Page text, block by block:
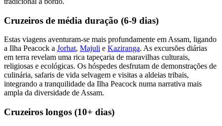
Cruzeiros de média duração (6-9 dias)
Estas viagens aventuram-se mais profundamente em Assam, ligando
a Ilha Peacock a Jorhat, Majuli e Kaziranga. As excursões diárias
em terra revelam uma rica tapeçaria de maravilhas culturais,
religiosas e ecológicas. Os hóspedes desfrutam de demonstrações de
culinária, safaris de vida selvagem e visitas a aldeias tribais,
integrando a tranquilidade da Ilha Peacock numa narrativa mais
ampla da diversidade de Assam.
Cruzeiros longos (10+ dias)